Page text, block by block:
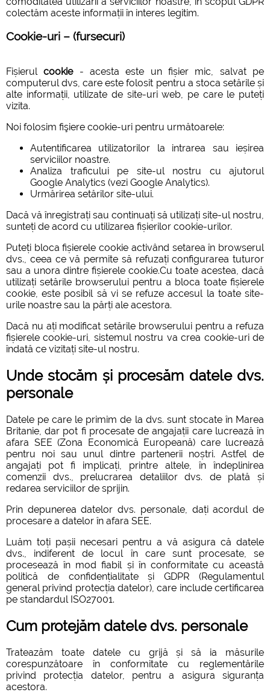
colectăm aceste informații în interes legitim.
Cookie-uri – (fursecuri)
Fișierulcookie- acesta este un fișier mic, salvat pe
computerul dvs, care este folosit pentru a stoca setările și
alte informații, utilizate de site-uri web, pe care le puteți
vizita.
Noi folosim fişiere cookie-uri pentru următoarele:
Autentificarea utilizatorilor la intrarea sau ieșirea
serviciilor noastre.
Analiza traficului pe site-ul nostru cu ajutorul
Google Analytics (vezi Google Analytics).
Urmărirea setărilor site-ului.
Dacă vă înregistrați sau continuați să utilizați site-ul nostru,
sunteți de acord cu utilizarea fișierilor cookie-urilor.
Puteți bloca fișierele cookie activând setarea în browserul
dvs., ceea ce vă permite să refuzați configurarea tuturor
sau a unora dintre fișierele cookie.Cu toate acestea, dacă
utilizați setările browserului pentru a bloca toate fișierele
cookie, este posibil să vi se refuze accesul la toate site-
urile noastre sau la părți ale acestora.
Dacă nu ați modificat setările browserului pentru a refuza
fișierele cookie-uri, sistemul nostru va crea cookie-uri de
îndată ce vizitați site-ul nostru.
Unde stocăm și procesăm datele dvs.
personale
Datele pe care le primim de la dvs. sunt stocate în Marea
Britanie, dar pot fi procesate de angajații care lucrează în
afara SEE (Zona Economică Europeană) care lucrează
pentru noi sau unul dintre partenerii noștri. Astfel de
angajați pot fi implicați, printre altele, în îndeplinirea
comenzii dvs., prelucrarea detaliilor dvs. de plată și
redarea serviciilor de sprijin.
Prin depunerea datelor dvs. personale, dați acordul de
procesare a datelor în afara SEE.
Luăm toți pașii necesari pentru a vă asigura că datele
dvs., indiferent de locul în care sunt procesate, se
procesează în mod fiabil și în conformitate cu această
politică de confidențialitate și GDPR (Regulamentul
general privind protecția datelor), care include certificarea
pe standardul ISO27001.
Cum protejăm datele dvs. personale
Trateazăm toate datele cu grijă și să ia măsurile
corespunzătoare în conformitate cu reglementările
privind protecția datelor, pentru a asigura siguranța
acestora.